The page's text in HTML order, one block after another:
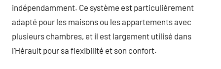
indépendamment. Ce système est particulièrement
adapté pour les maisons ou les appartements avec
plusieurs chambres, et il est largement utilisé dans
l’Hérault pour sa flexibilité et son confort.